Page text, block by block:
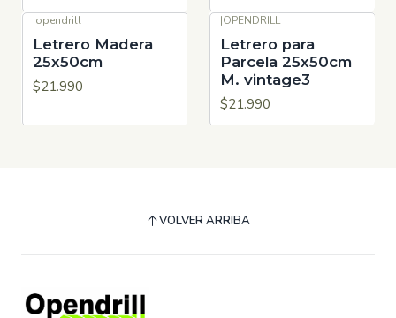
|opendrill
Letrero Madera
25x50cm
$21.990
|OPENDRILL
Letrero para
Parcela 25x50cm
M. vintage3
$21.990
VOLVER ARRIBA